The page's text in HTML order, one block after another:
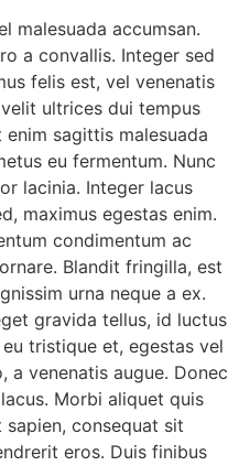
malesuada accumsan.
a convallis. Integer sed
felis est, vel venenatis
ultrices dui tempus
sagittis malesuada
eu fermentum. Nunc
lacinia. Integer lacus
maximus egestas enim.
condimentum ac
Blandit fringilla, est
urna neque a ex.
gravida tellus, id luctus
tristique et, egestas vel
venenatis augue. Donec
Morbi aliquet quis
consequat sit
eros. Duis finibus